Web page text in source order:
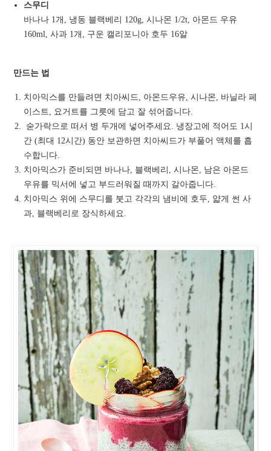
스무디
바나나 1개, 냉동 블랙베리 120g, 시나몬 1/2t, 아몬드 우유
160ml, 사과 1개, 구운 캘리포니아 호두 16알
만드는 법
치아믹스를 만들려면 치아씨드, 아몬드우유, 시나몬, 바닐라 페
이스트, 요거트를 그릇에 담고 잘 섞어줍니다.
숟가락으로 떠서 병 두개에 넣어주세요. 냉장고에 적어도 1시
간 (최대 12시간) 동안 보관하면 치아씨드가 부풀어 액체를 흡
수합니다.
치아믹스가 준비되면 바나나, 블랙베리, 시나몬, 남은 아몬드
우유를 믹서에 넣고 부드러워질 때까지 갈아줍니다.
치아믹스 위에 스무디를 붓고 각각의 냄비에 호두, 얇게 썬 사
과, 블랙베리로 장식하세요.